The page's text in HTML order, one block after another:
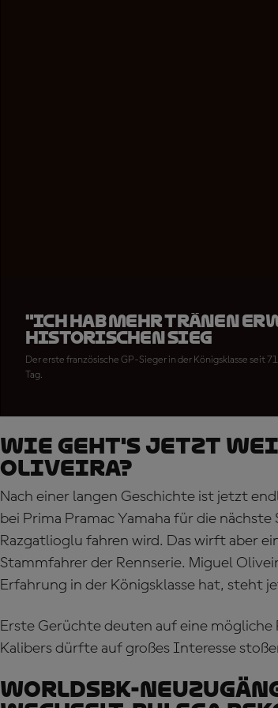
"Ich hab mehr Tränen
historischen Sieg
Der erste französische GP-Sieger in der Königsklasse seit
Tag.
Wie geht's jetzt
Oliveira?
Nach einer langen Geschichte ist jetzt
bei Prima Pramac Yamaha für die
Razgatlioglu fahren wird. Das wirft aber
Stammfahrer der Rennserie. Miguel
Erfahrung in der Königsklasse hat, steht
Erste Gerüchte deuten auf eine mögliche
Kalibers dürfte auf großes Interesse
WorldSBK-